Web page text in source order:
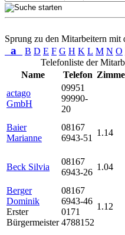
Sprung zu den Mitarbeitern mit
a B D E F G H K L M N O
Telefonliste der
Name
Telefon
actago
GmbH
09951
99990-
20
Baier
Marianne
08167
6943-51
1.14
Beck Silvia
08167
6943-26
1.04
Berger
Dominik
Erster
Bürgermeister
08167
6943-46
0171
4788152
1.12